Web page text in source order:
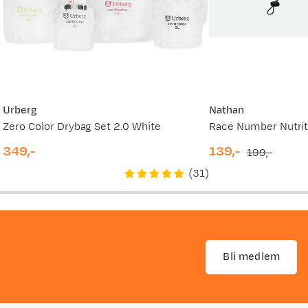
Urberg
Zero Color Drybag Set 2.0 White
349,-
(31)
Nathan
139,- 199,-
Bli medlem